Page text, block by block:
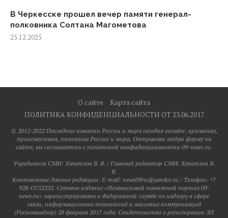
В Черкесске прошел вечер памяти генерал-
полковника Солтана Магометова
25.12.2025
О сайте
Карта сайта
ПОЛИТИКА КОНФИДЕНЦИАЛЬНОСТИ ОТ 23.06.2017
© 2012-2022 Последние новости России и мира сегодня онлайн: криминал,
происшествия, политика России и мира. Отправляя любую форму на
сайте, вы соглашаетесь с политикой конфиденциальности 09-news.ru.
Учредитель СМИ: Хaчeтлoв B. B. / Главный редактор СМИ: Хaчeтлoв B.
B.
Контактные данные редакции: E-mail: news09ru@yandex.ru / Телефон: +7
928-O752332. Сетевое издание «Независимый новостной портал 09-
news.ru» зарегистрировано в Федеральной службе по надзору в сфере
связи, информационных технологий и массовых коммуникаций
(Роскомнадзор) 28 февраля 2017 года. Свидетельство о регистрации ЭЛ